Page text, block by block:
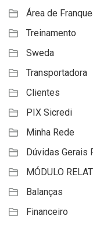
Área de
Treinamento
Sweda
Transportadora
Clientes
PIX Sicredi
Minha Rede
Dúvidas Gerais
MÓDULO
Balanças
Financeiro